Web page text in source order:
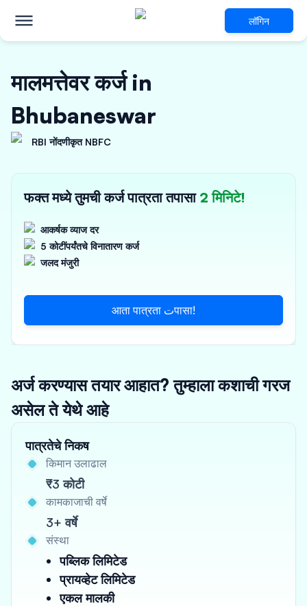
लॉगिन
मालमत्तेवर कर्ज in
Bhubaneswar
RBI नोंदणीकृत NBFC
फक्त मध्ये तुमची कर्ज पात्रता तपासा 2 मिनिटे!
आकर्षक व्याज दर
5 कोटींपर्यंतचे विनातारण कर्ज
जलद मंजुरी
आता पात्रता تपासा!
अर्ज करण्यास तयार आहात? तुम्हाला कशाची गरज
असेल ते येथे आहे
पात्रतेचे निकष
किमान उलाढाल
₹3 कोटी
कामकाजाची वर्षे
3+ वर्षे
संस्था
पब्लिक लिमिटेड
प्रायव्हेट लिमिटेड
एकल मालकी